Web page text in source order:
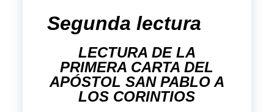
Segunda lectura
LECTURA DE LA
PRIMERA CARTA DEL
APÓSTOL SAN PABLO A
LOS CORINTIOS